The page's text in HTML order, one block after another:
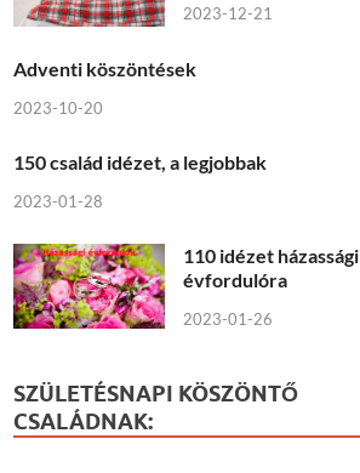
2023-12-21
Adventi köszöntések
2023-10-20
150 család idézet, a legjobbak
2023-01-28
110 idézet házassági
évfordulóra
2023-01-26
SZÜLETÉSNAPI KÖSZÖNTŐ
CSALÁDNAK: